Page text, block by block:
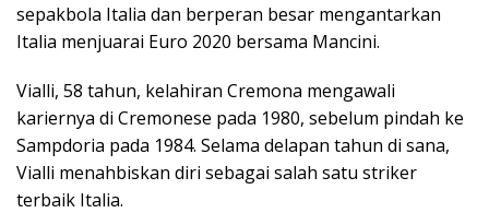
sepakbola Italia dan berperan besar mengantarkan
Italia menjuarai Euro 2020 bersama Mancini.
Vialli, 58 tahun, kelahiran Cremona mengawali
kariernya di Cremonese pada 1980, sebelum pindah ke
Sampdoria pada 1984. Selama delapan tahun di sana,
Vialli menahbiskan diri sebagai salah satu striker
terbaik Italia.